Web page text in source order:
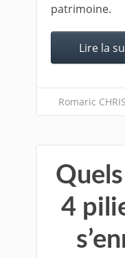
patrimoine.
Lire la
Romaric
4